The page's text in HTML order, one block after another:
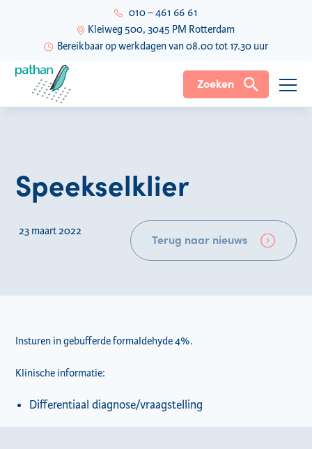
010 – 461 66 61
Kleiweg 500, 3045 PM Rotterdam
Bereikbaar op werkdagen van 08.00 tot 17.30 uur
Zoeken
Speekselklier
23 maart 2022
Terug naar nieuws
Insturen in gebufferde formaldehyde 4%.
Klinische informatie:
Differentiaal diagnose/vraagstelling